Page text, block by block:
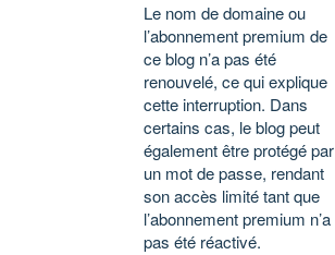
Le nom de domaine ou
l’abonnement premium de
ce blog n’a pas été
renouvelé, ce qui explique
cette interruption. Dans
certains cas, le blog peut
également être protégé par
un mot de passe, rendant
son accès limité tant que
l’abonnement premium n’a
pas été réactivé.